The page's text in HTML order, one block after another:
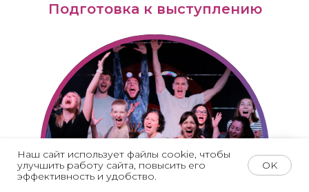
Подготовка к выступлению
Наш сайт использует файлы cookie, чтобы
улучшить работу сайта, повысить его
эффективность и удобство.
OK